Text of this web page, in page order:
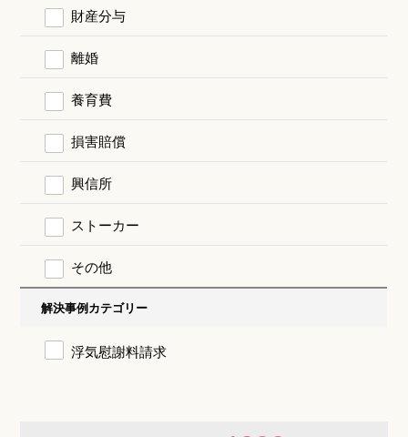
財産分与
離婚
養育費
損害賠償
興信所
ストーカー
その他
解決事例カテゴリー
浮気慰謝料請求